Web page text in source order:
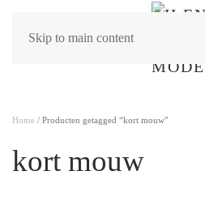
Skip to main content
Home / Producten getagged “kort mouw”
kort mouw